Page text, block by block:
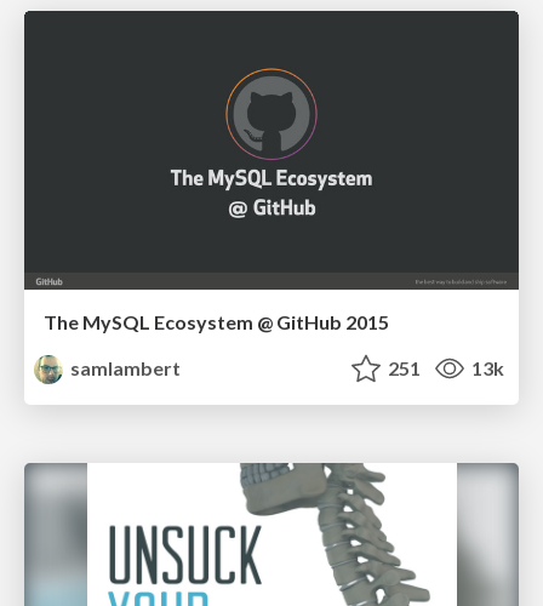
The MySQL Ecosystem @ GitHub 2015
samlambert
251 13k